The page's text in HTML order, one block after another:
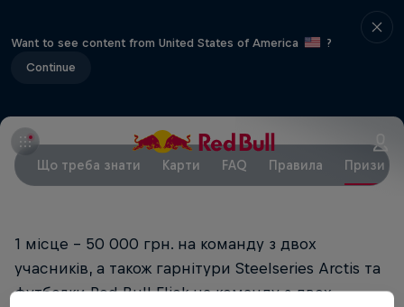
Want to see content from United States of America
?
Continue
Що треба знати Карти FAQ Правила Призи
1 місце – 50 000 грн. на команду з двох
учасників, а також гарнітури Steelseries Arctis та
футболки Red Bull Flick на команду з двох